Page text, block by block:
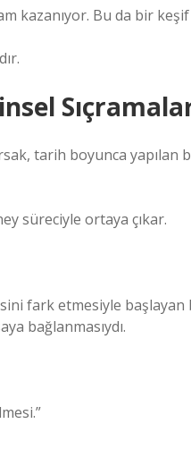
kazanıyor. Bu da bir
tarih boyunca
süreciyle ortaya çıkar.
fark etmesiyle
bağlanmasıydı.